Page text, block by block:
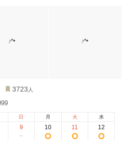
3723 人
日
9
月
10
火
11
水
12